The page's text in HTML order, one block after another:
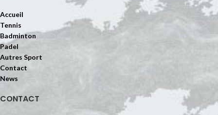
Accueil
Tennis
Badminton
Padel
Autres Sport
Contact
News
CONTACT